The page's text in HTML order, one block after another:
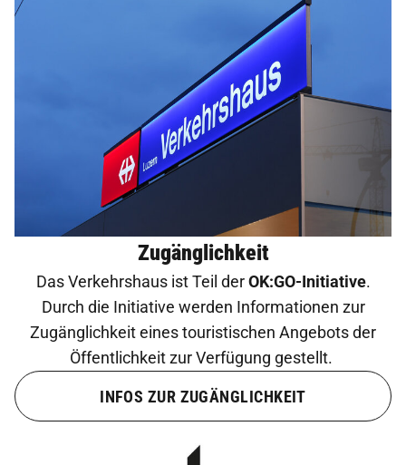
Zugänglichkeit
Das Verkehrshaus ist Teil derOK:GO-Initiative.
Durch die Initiative werden Informationen zur
Zugänglichkeit eines touristischen Angebots der
Öffentlichkeit zur Verfügung gestellt.
INFOS ZUR ZUGÄNGLICHKEIT